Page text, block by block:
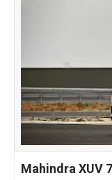
Mahindra XUV